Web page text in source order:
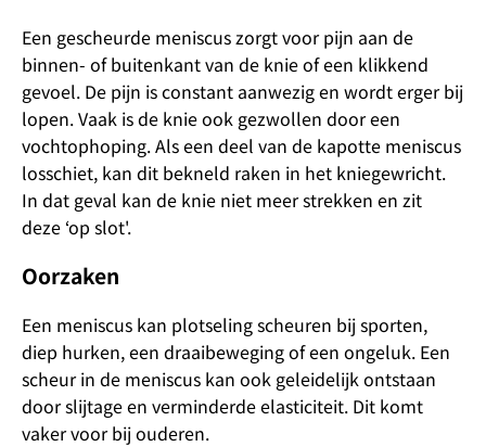
Een gescheurde meniscus zorgt voor pijn aan de
binnen- of buitenkant van de knie of een klikkend
gevoel. De pijn is constant aanwezig en wordt erger bij
lopen. Vaak is de knie ook gezwollen door een
vochtophoping. Als een deel van de kapotte meniscus
losschiet, kan dit bekneld raken in het kniegewricht.
In dat geval kan de knie niet meer strekken en zit
deze ‘op slot'.
Oorzaken
Een meniscus kan plotseling scheuren bij sporten,
diep hurken, een draaibeweging of een ongeluk. Een
scheur in de meniscus kan ook geleidelijk ontstaan
door slijtage en verminderde elasticiteit. Dit komt
vaker voor bij ouderen.